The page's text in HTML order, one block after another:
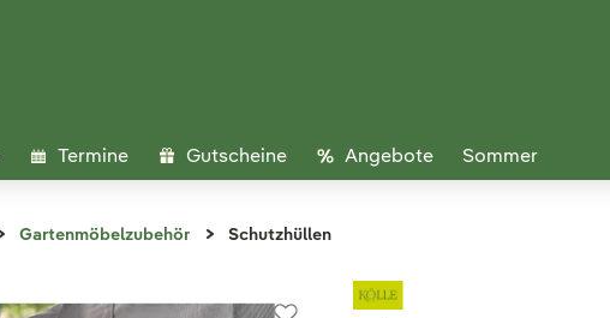
Termine Gutscheine Angebote Sommer
Gartenmöbelzubehör Schutzhüllen